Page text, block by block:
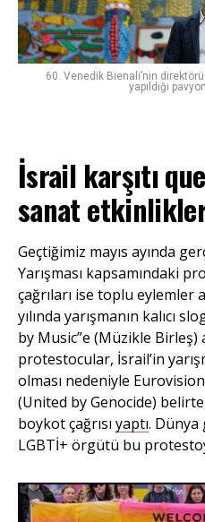
60. Venedik Bienali’nin
yapıldığı
İsrail karşıtı
sanat
Geçtiğimiz mayıs ayında
Yarışması kapsamındaki
çağrıları ise toplu eylemler
yılında yarışmanın kalıcı
by Music”e (Müzikle Birleş)
protestocular, İsrail’in
olması nedeniyle
(United by Genocide)
boykot çağrısı yaptı. Dünya
LGBTİ+ örgütü bu